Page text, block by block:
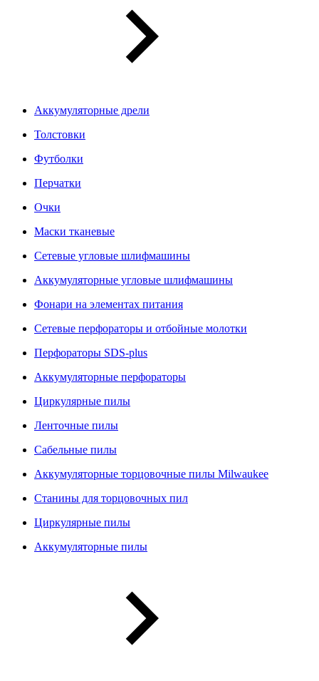
Аккумуляторные дрели
Толстовки
Футболки
Перчатки
Очки
Маски тканевые
Сетевые угловые шлифмашины
Аккумуляторные угловые шлифмашины
Фонари на элементах питания
Сетевые перфораторы и отбойные молотки
Перфораторы SDS-plus
Аккумуляторные перфораторы
Циркулярные пилы
Ленточные пилы
Сабельные пилы
Аккумуляторные торцовочные пилы Milwaukee
Станины для торцовочных пил
Циркулярные пилы
Аккумуляторные пилы